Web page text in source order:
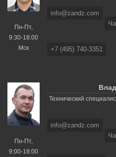
Пн-Пт,
9:30-18:00
Мск
info@zandz.com
+7 (495) 740-3351
Пн-Пт,
9:00-18:00
Технический
info@zandz.com